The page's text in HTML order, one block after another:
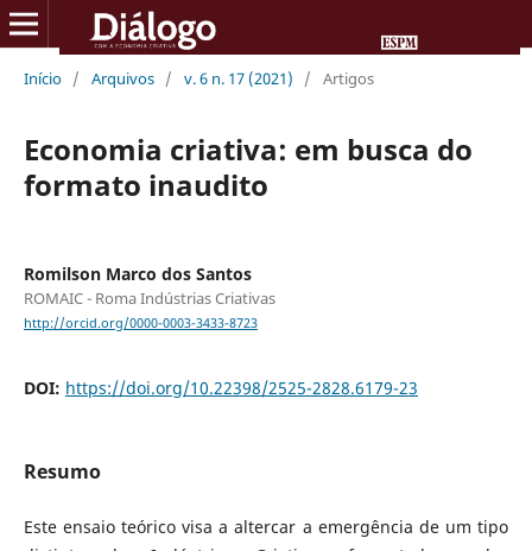
Início / Arquivos / v. 6 n. 17 (2021) / Artigos
Economia criativa: em busca do
formato inaudito
Romilson Marco dos Santos
ROMAIC - Roma Indústrias Criativas
http://orcid.org/0000-0003-3433-8723
DOI: https://doi.org/10.22398/2525-2828.6179-23
Resumo
Este ensaio teórico visa a altercar a emergência de um tipo